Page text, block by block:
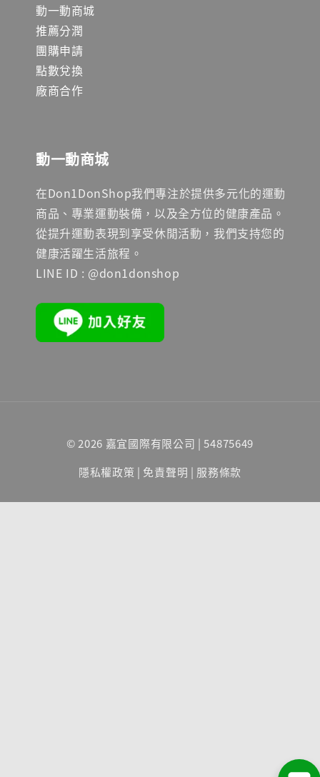
動一動商城
推薦分潤
團購申請
點數兌換
廠商合作
動一動商城
在Don1DonShop我們專注於提供多元化的運動
商品、專業運動裝備，以及全方位的健康產品。
從提升運動表現到享受休閒活動，我們支持您的
健康活躍生活旅程。
LINE ID : @don1donshop
© 2026 嘉宜國際有限公司 | 54875649
隱私權政策 | 免責聲明 | 服務條款